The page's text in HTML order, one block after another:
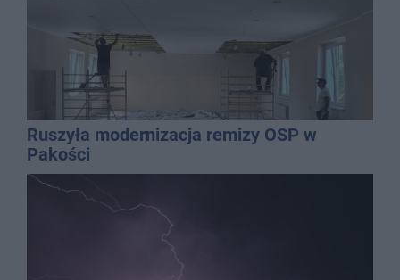
Ruszyła modernizacja remizy OSP w
Pakości